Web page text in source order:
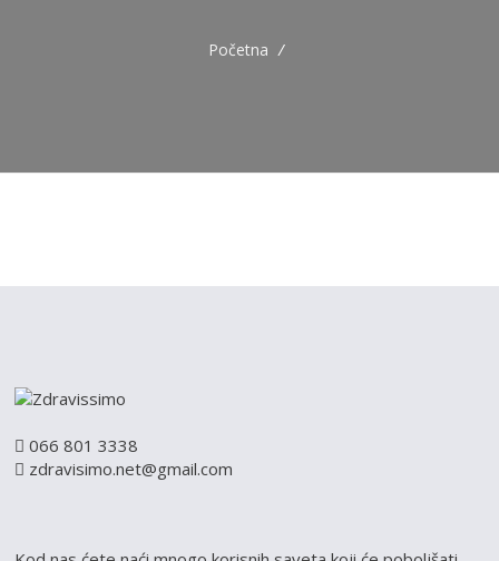
Početna /
066 801 3338
zdravisimo.net@gmail.com